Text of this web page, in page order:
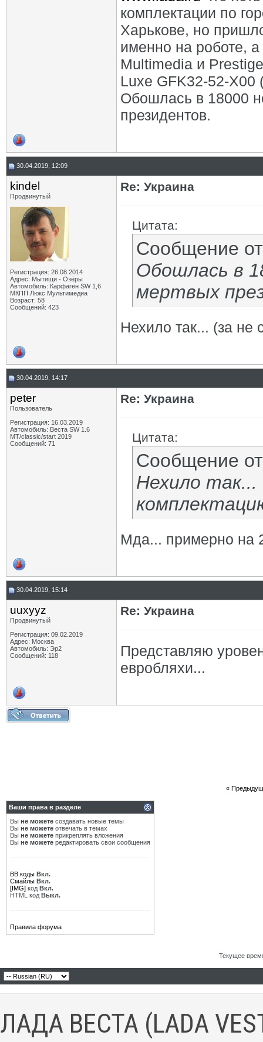
комплектации по
Харькове, но
именно на роботе,
Multimedia и
Luxe GFK32-52-X00
Обошлась в 18000
президентов.
30.04.2019, 12:09
kindel
Продвинутый
Регистрация: 26.08.2014
Адрес: Мытищи - Озёры
Автомобиль: Карфаген SW 1,6
МКПП Люкс Мультимедиа
Возраст: 58
Сообщений: 423
Re: Украина
Цитата:
Сообщение
Обошлась в
мертвых
Нехило так... (за не
30.04.2019, 14:17
peter
Пользователь
Регистрация: 16.03.2019
Автомобиль: Веста SW 1.6
МТ/classic/start 2019
Сообщений: 71
Re: Украина
Цитата:
Сообщение
Нехило
Мда... примерно на
30.04.2019, 15:14
uuxyyz
Продвинутый
Регистрация: 09.02.2019
Адрес: Москва
Автомобиль: Эр2
Сообщений: 118
Re: Украина
Представляю
евробляхи...
«
Ваши права в разделе
Вы не можете создавать новые темы
Вы не можете отвечать в темах
Вы не можете прикреплять вложения
Вы не можете редактировать свои сообщения
BB коды Вкл.
Смайлы Вкл.
[IMG] код Вкл.
HTML код Выкл.
Правила форума
Текущее
ЛАДА ВЕСТА (LADA